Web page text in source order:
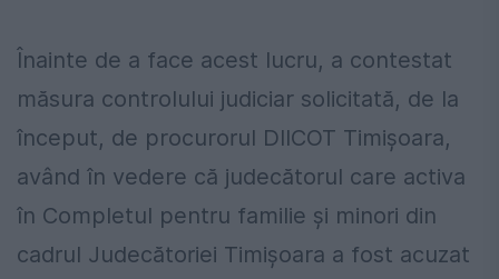
Înainte de a face acest lucru, a contestat
măsura controlului judiciar solicitată, de la
început, de procurorul DIICOT Timișoara,
având în vedere că judecătorul care activa
în Completul pentru familie și minori din
cadrul Judecătoriei Timișoara a fost acuzat